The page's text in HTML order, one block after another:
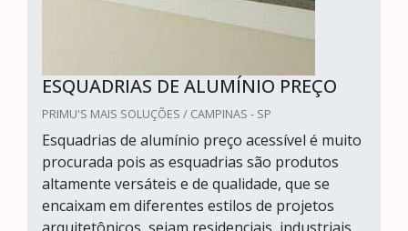
ESQUADRIAS DE ALUMÍNIO PREÇO
PRIMU'S MAIS SOLUÇÕES / CAMPINAS - SP
Esquadrias de alumínio preço acessível é muito
procurada pois as esquadrias são produtos
altamente versáteis e de qualidade, que se
encaixam em diferentes estilos de projetos